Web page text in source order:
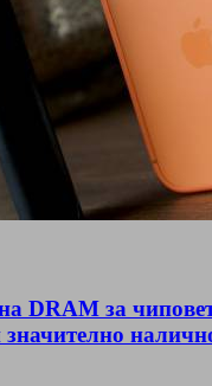
DRAM за